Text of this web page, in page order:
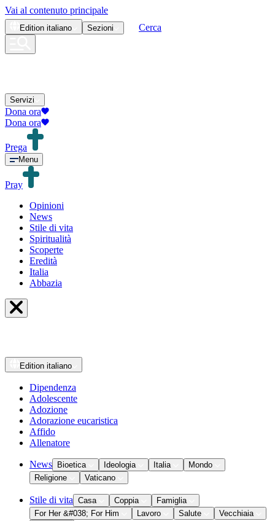
Vai al contenuto principale
Edition italiano Sezioni Cerca
Servizi
Dona ora
Dona ora
Prega
Menu
Pray
Opinioni
News
Stile di vita
Spiritualità
Scoperte
Eredità
Italia
Abbazia
Edition italiano
Dipendenza
Adolescente
Adozione
Adorazione eucaristica
Affido
Allenatore
News Bioetica Ideologia Italia
Mondo
Religione
Vaticano
Stile di vita Casa Coppia
Famiglia
For Her &#038; For Him
Lavoro Salute
Vecchiaia